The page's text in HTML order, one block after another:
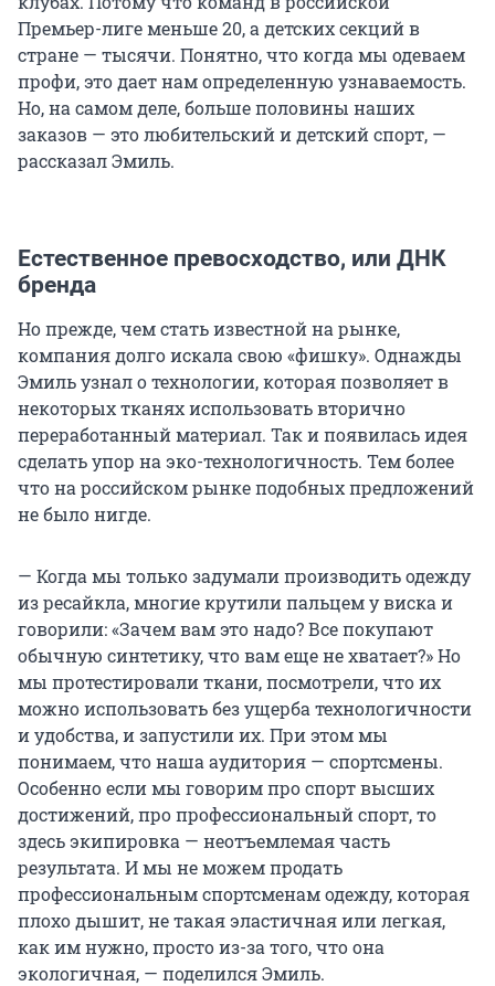
Премьер-лиге меньше 20, а детских секций в
стране — тысячи. Понятно, что когда мы одеваем
профи, это дает нам определенную узнаваемость.
Но, на самом деле, больше половины наших
заказов — это любительский и детский спорт, —
рассказал Эмиль.
Естественное превосходство, или ДНК
бренда
Но прежде, чем стать известной на рынке,
компания долго искала свою «фишку». Однажды
Эмиль узнал о технологии, которая позволяет в
некоторых тканях использовать вторично
переработанный материал. Так и появилась идея
сделать упор на эко-технологичность. Тем более
что на российском рынке подобных предложений
не было нигде.
— Когда мы только задумали производить одежду
из ресайкла, многие крутили пальцем у виска и
говорили: «Зачем вам это надо? Все покупают
обычную синтетику, что вам еще не хватает?» Но
мы протестировали ткани, посмотрели, что их
можно использовать без ущерба технологичности
и удобства, и запустили их. При этом мы
понимаем, что наша аудитория — спортсмены.
Особенно если мы говорим про спорт высших
достижений, про профессиональный спорт, то
здесь экипировка — неотъемлемая часть
результата. И мы не можем продать
профессиональным спортсменам одежду, которая
плохо дышит, не такая эластичная или легкая,
как им нужно, просто из-за того, что она
экологичная, — поделился Эмиль.